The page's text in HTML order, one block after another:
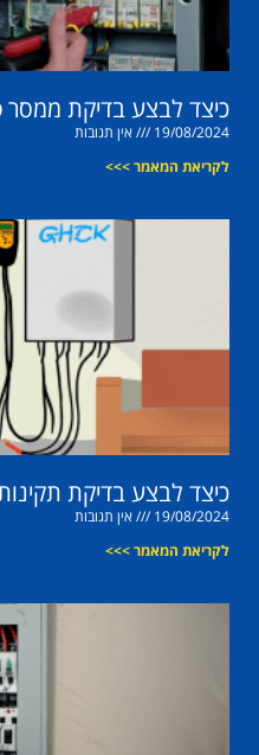
כיצד לבצע בדיקת ממסר
19/08/2024
אין תגובות
לקריאת המאמר >>>
כיצד לבצע בדיקת
19/08/2024
אין תגובות
לקריאת המאמר >>>